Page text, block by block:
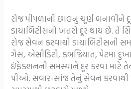
રોજ પીપળાની છાલનું ચૂર્ણ બનાવીને
ડાયાબિટીસનો ખતરો દૂર થાય છે. તે
રોજ સેવન કરવાથી ડાયાબિટીસની
ગેસ, એસીડિટી, કબજિયાત, પેટમા
ઇંફેક્શનની સમસ્યાને દૂર કરવા માટે
પીઓ. સવાર-સાંજ તેનું સેવન કરવાથી